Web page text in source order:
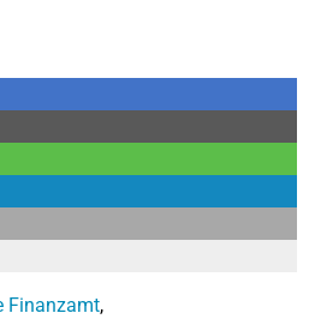
Finanzamt,